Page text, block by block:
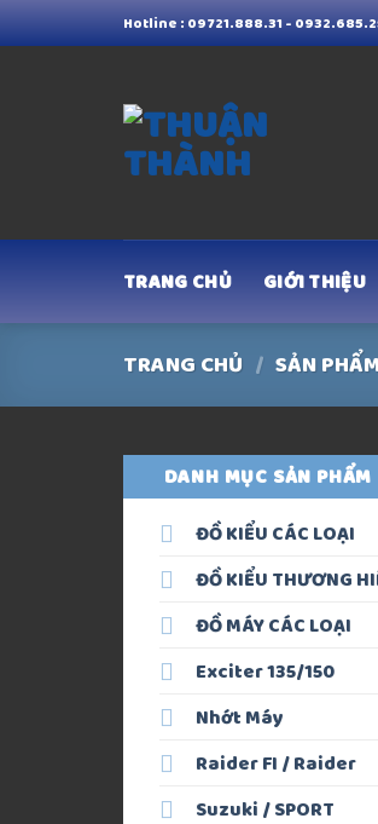
Skip
to
Hotline : 09721.888.31 -
TRANG CHỦ GIỚI THIỆU
TRANG CHỦ / SẢN
DANH MỤC SẢN PHẨM
ĐỒ KIỂU CÁC LOẠI
ĐỒ KIỂU THƯƠNG
ĐỒ MÁY CÁC LOẠI
Exciter 135/150
Nhớt Máy
Raider FI / Raider
Suzuki / SPORT